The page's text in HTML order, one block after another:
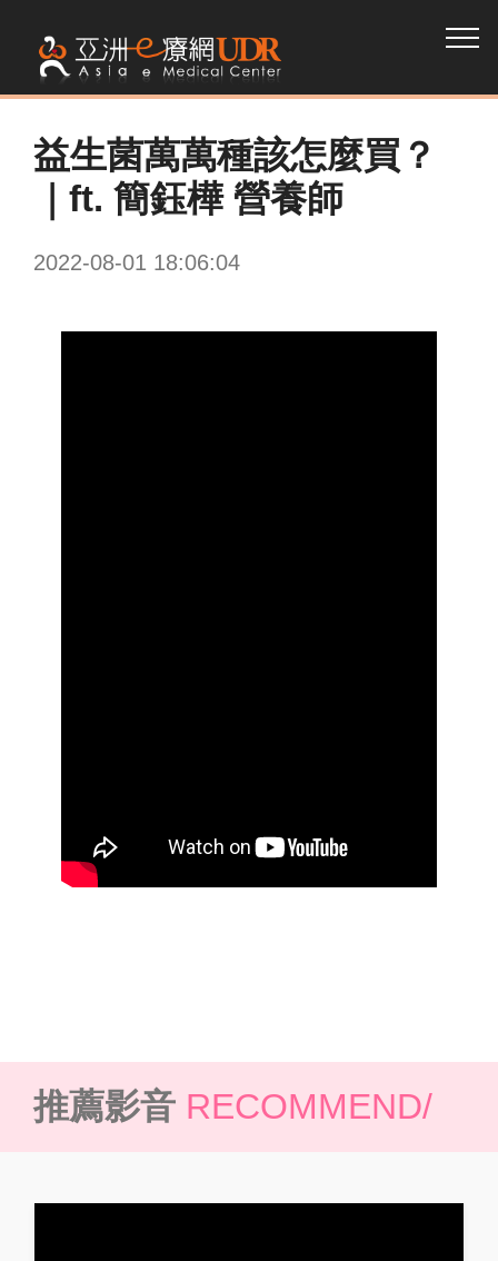
益生菌萬萬種該怎麼買？
｜ft. 簡鈺樺 營養師
2022-08-01 18:06:04
推薦影音 RECOMMEND/